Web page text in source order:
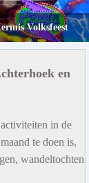
Volksfeest
en
in de
te doen is,
wandeltochten